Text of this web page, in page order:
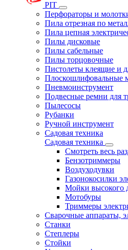
PIT
Перфораторы и
Пила отрезная по
Пила цепная
Пилы дисковые
Пилы сабельные
Пилы торцовочные
Пистолеты клеящие и
Плоскошлифовальные
Пневмоинструмент
Подвесные ремни для
Пылесосы
Рубанки
Ручной инструмент
Садовая техника
Садовая техника
Смотреть весь
Бензотриммеры
Воздуходувки
Газонокосилки
Мойки высокого
Мотобуры
Триммеры
Сварочные аппараты,
Станки
Степлеры
Стойки